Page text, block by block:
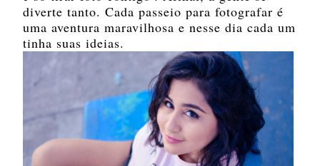
diverte tanto. Cada passeio para fotografar é
uma aventura maravilhosa e nesse dia cada um
tinha suas ideias.